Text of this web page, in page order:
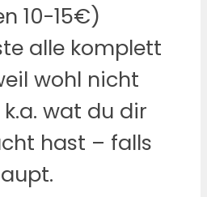
10-15€)
alle komplett
wohl nicht
wat du dir
hast – falls